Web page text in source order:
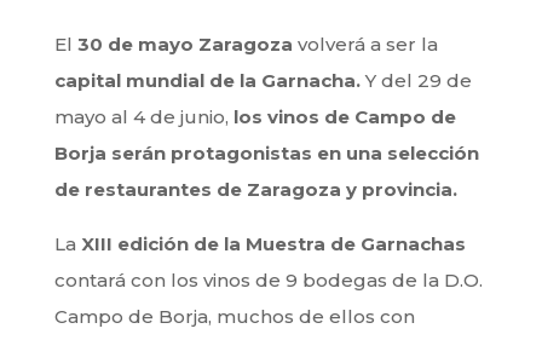
El 30 de mayo Zaragoza volverá a ser la
capital mundial de la Garnacha.Y del 29 de
mayo al 4 de junio, los vinos de Campo de
Borja serán protagonistas en una selección
de restaurantes de Zaragoza y provincia.
La XIII edición de la Muestra de Garnachas
contará con los vinos de 9 bodegas de la D.O.
Campo de Borja, muchos de ellos con